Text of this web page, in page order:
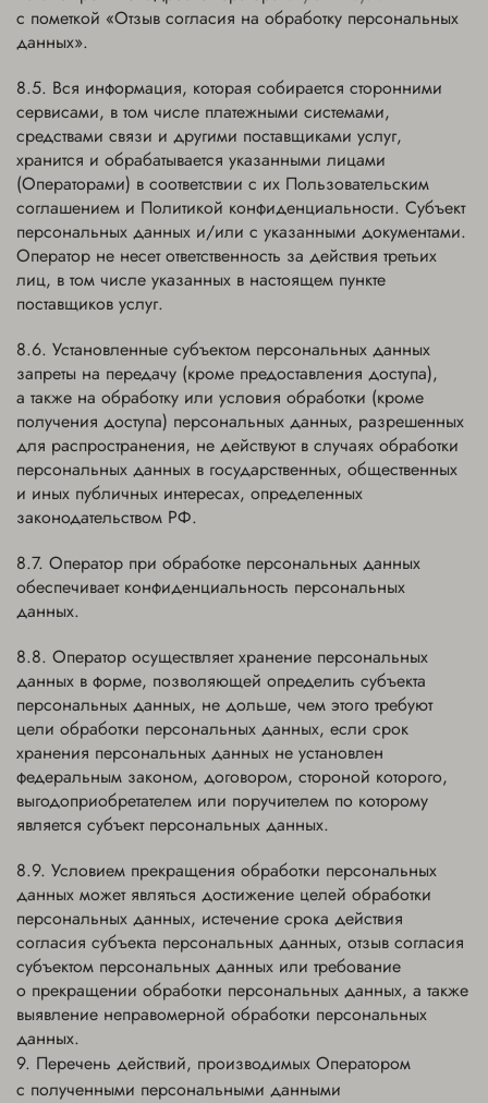
с пометкой «Отзыв согласия на обработку персональных
данных».
Вся информация, которая собирается сторонними
сервисами, в том числе платежными системами,
средствами связи и другими поставщиками услуг,
хранится и обрабатывается указанными лицами
(Операторами) в соответствии с их Пользовательским
соглашением и Политикой конфиденциальности. Субъект
персональных данных и/или с указанными документами.
Оператор не несет ответственность за действия третьих
лиц, в том числе указанных в настоящем пункте
поставщиков услуг.
Установленные субъектом персональных данных
запреты на передачу (кроме предоставления доступа),
а также на обработку или условия обработки (кроме
получения доступа) персональных данных, разрешенных
для распространения, не действуют в случаях обработки
персональных данных в государственных, общественных
и иных публичных интересах, определенных
законодательством РФ.
Оператор при обработке персональных данных
обеспечивает конфиденциальность персональных
данных.
Оператор осуществляет хранение персональных
данных в форме, позволяющей определить субъекта
персональных данных, не дольше, чем этого требуют
цели обработки персональных данных, если срок
хранения персональных данных не установлен
федеральным законом, договором, стороной которого,
выгодоприобретателем или поручителем по которому
является субъект персональных данных.
Условием прекращения обработки персональных
данных может являться достижение целей обработки
персональных данных, истечение срока действия
согласия субъекта персональных данных, отзыв согласия
субъектом персональных данных или требование
о прекращении обработки персональных данных, а также
выявление неправомерной обработки персональных
данных.
Перечень действий, производимых Оператором
с полученными персональными данными